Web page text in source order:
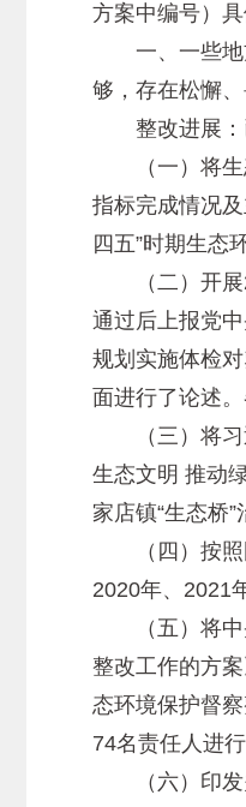
方案中编号）
一、一些地方
够，存在松懈
整改进展：
（一）将生态
指标完成情况
四五”时期生态
（二）开展
通过后上报党
规划实施体检
面进行了论述
（三）将习近
生态文明 推动
家店镇“生态桥
（四）按照国
2020年、2021
（五）将中央
整改工作的方
态环境保护督
74名责任人进
（六）印发关